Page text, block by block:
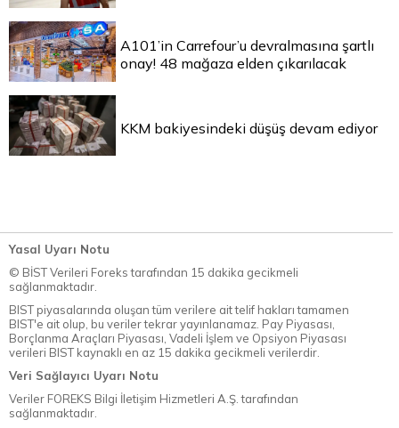
A101’in Carrefour’u devralmasına şartlı
onay! 48 mağaza elden çıkarılacak
KKM bakiyesindeki düşüş devam ediyor
Yasal Uyarı Notu
© BİST Verileri Foreks tarafından 15 dakika gecikmeli
sağlanmaktadır.
BIST piyasalarında oluşan tüm verilere ait telif hakları tamamen
BIST'e ait olup, bu veriler tekrar yayınlanamaz. Pay Piyasası,
Borçlanma Araçları Piyasası, Vadeli İşlem ve Opsiyon Piyasası
verileri BIST kaynaklı en az 15 dakika gecikmeli verilerdir.
Veri Sağlayıcı Uyarı Notu
Veriler FOREKS Bilgi İletişim Hizmetleri A.Ş. tarafından
sağlanmaktadır.